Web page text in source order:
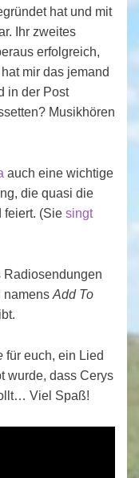
hat und mit
Ihr zweites
erfolgreich,
mir das jemand
in der Post
Musikhören
auch eine wichtige
die quasi die
feiert. (Sie singt
Radiosendungen
namens Add To
für euch, ein Lied
wurde, dass Cerys
Viel Spaß!